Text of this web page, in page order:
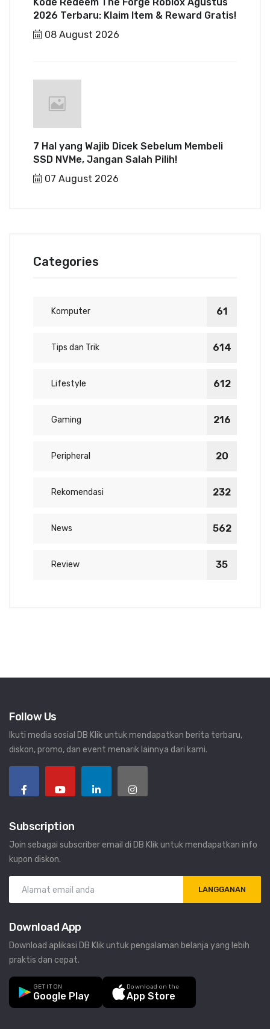
2026 Terbaru: Klaim Item & Reward Gratis!
08 August 2026
7 Hal yang Wajib Dicek Sebelum Membeli
SSD NVMe, Jangan Salah Pilih!
07 August 2026
Categories
Komputer 61
Tips dan Trik 614
Lifestyle 612
Gaming 216
Peripheral 20
Rekomendasi 232
News 562
Review 35
Follow Us
Ikuti media sosial DB Klik untuk mendapatkan berita terbaru,
diskon, promo, dan event menarik lainnya dari kami.
Subscription
Join sebagai subscriber email di DB Klik untuk mendapatkan info
kupon diskon.
LANGGANAN
Download App
Download aplikasi DB Klik untuk pengalaman belanja yang lebih
praktis dan cepat.
GET IT ON
Google Play
Download on the
App Store